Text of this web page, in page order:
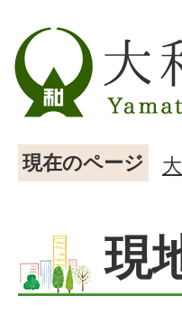
現在のページ
現